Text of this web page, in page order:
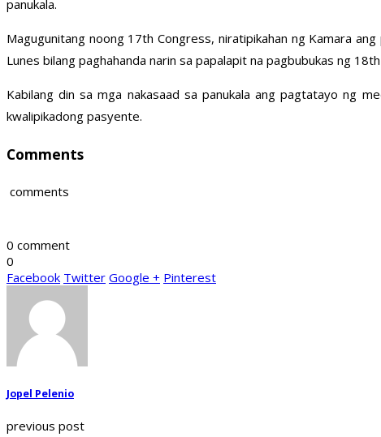
panukala.
Magugunitang noong 17th Congress, niratipikahan ng Kamara
Lunes bilang paghahanda narin sa papalapit na pagbubukas ng
Kabilang din sa mga nakasaad sa panukala ang pagtatayo ng
kwalipikadong pasyente.
Comments
comments
0 comment
0
Facebook Twitter Google + Pinterest
Jopel Pelenio
previous post